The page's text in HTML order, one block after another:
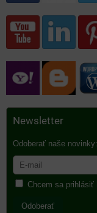
Newsletter
Odoberať naše novinky:
Chcem sa prihlásiť
Odoberať